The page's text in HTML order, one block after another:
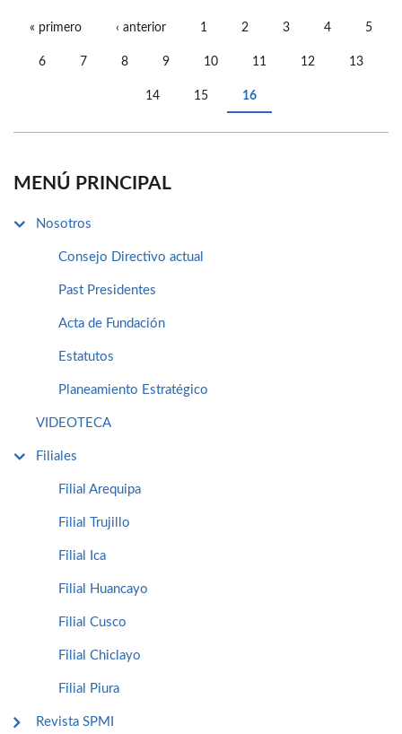
« primero ‹ anterior 1 2 3 4 5
6 7 8 9 10 11 12 13
14 15 16
MENÚ PRINCIPAL
Nosotros
Consejo Directivo actual
Past Presidentes
Acta de Fundación
Estatutos
Planeamiento Estratégico
VIDEOTECA
Filiales
Filial Arequipa
Filial Trujillo
Filial Ica
Filial Huancayo
Filial Cusco
Filial Chiclayo
Filial Piura
Revista SPMI